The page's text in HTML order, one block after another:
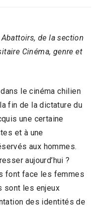
de la section
Cinéma, genre et
le cinéma chilien
fin de la dictature du
une certaine
et à une
aux hommes.
aujourd’hui ?
font face les femmes
sont les enjeux
des identités de